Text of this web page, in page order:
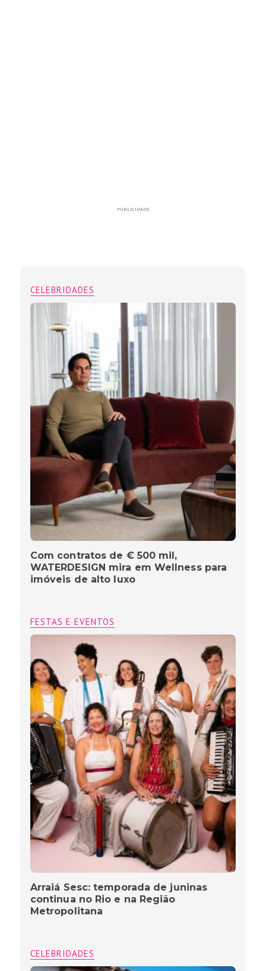
PUBLICIDADE
CELEBRIDADES
Com contratos de € 500 mil,
WATERDESIGN mira em Wellness para
imóveis de alto luxo
FESTAS E EVENTOS
Arraiá Sesc: temporada de juninas
continua no Rio e na Região
Metropolitana
CELEBRIDADES